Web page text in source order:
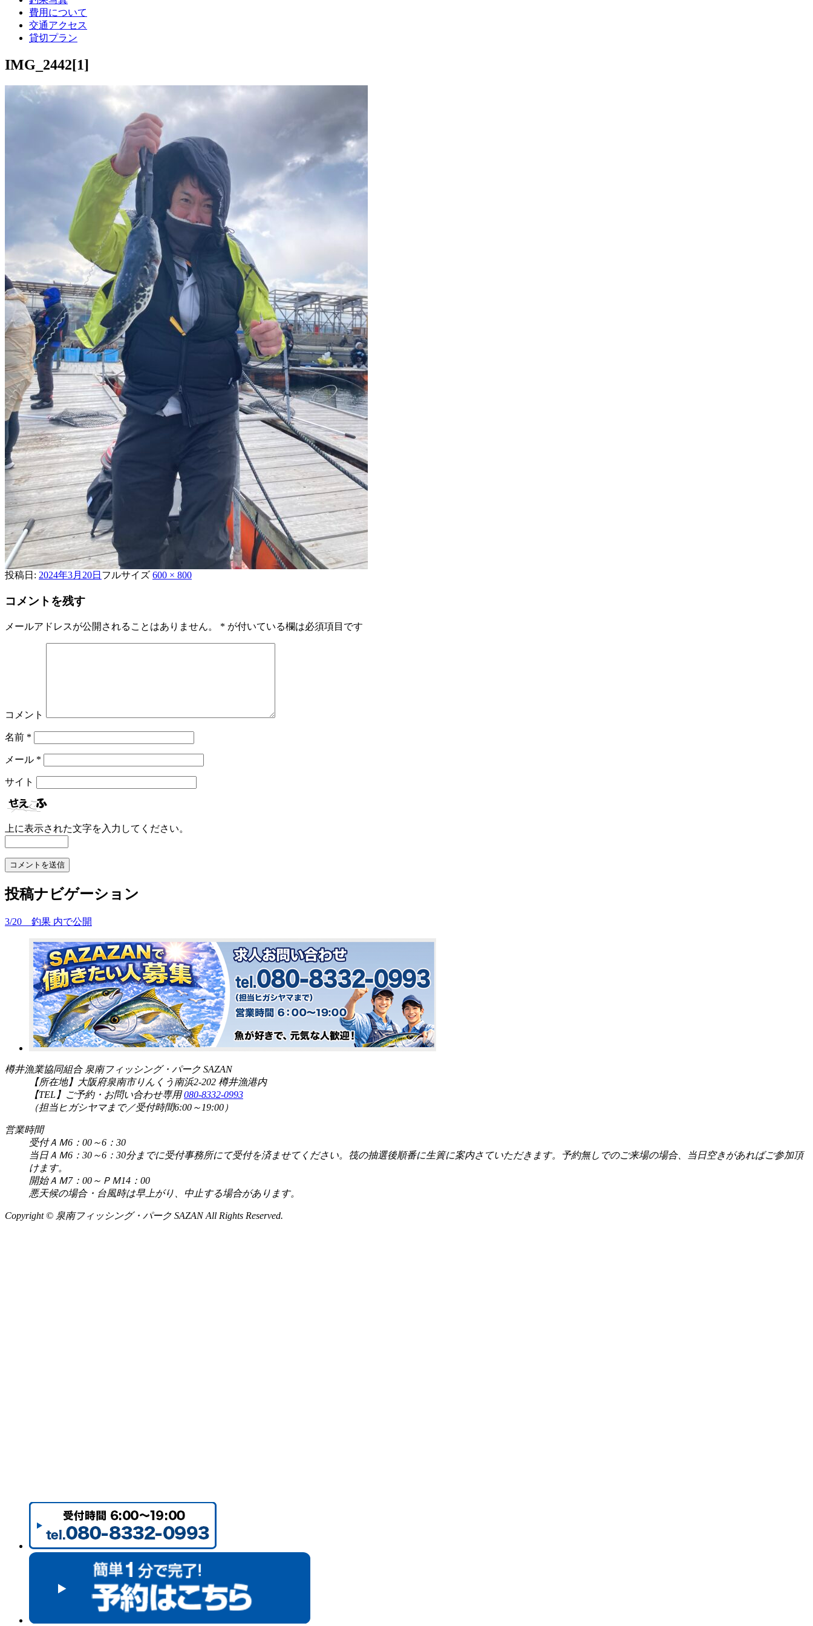
費用について
交通アクセス
貸切プラン
IMG_2442[1]
投稿日: 2024年3月20日 フルサイズ 600 × 800
コメントを残す
メールアドレスが公開されることはありません。 * が付いている欄は必須項目です
コメント
名前 *
メール *
サイト
上に表示された文字を入力してください。
投稿ナビゲーション
3/20 釣果 内で公開
樽井漁業協同組合 泉南フィッシング・パーク SAZAN
【所在地】大阪府泉南市りんくう南浜2-202 樽井漁港内
【TEL】ご予約・お問い合わせ専用080-8332-0993
（担当ヒガシヤマまで／受付時間6:00～19:00）
営業時間
受付ＡＭ6：00～6：30
当日ＡＭ6：30～6：30分までに受付事務所にて受付を済ませてください。筏の抽選後順番に生簀に案内さていただきます。予約無しでのご来場の場合、当日空きがあればご参加頂
けます。
開始ＡＭ7：00～ＰＭ14：00
悪天候の場合・台風時は早上がり、中止する場合があります。
Copyright © 泉南フィッシング・パーク SAZAN All Rights Reserved.